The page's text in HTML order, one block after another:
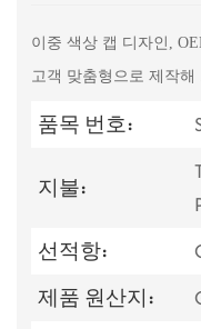
이중 색상 캡 디자인,
고객 맞춤형으로 제작해
품목 번호:
지불:
선적항:
제품 원산지: